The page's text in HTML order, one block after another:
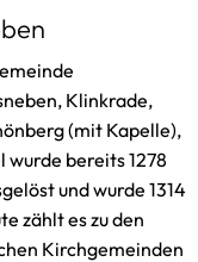
Klinkrade,
(mit Kapelle),
bereits 1278
und wurde 1314
zählt es zu den
Kirchgemeinden